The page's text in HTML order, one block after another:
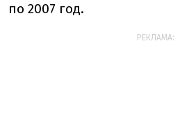
по 2007 год.
РЕКЛАМА: